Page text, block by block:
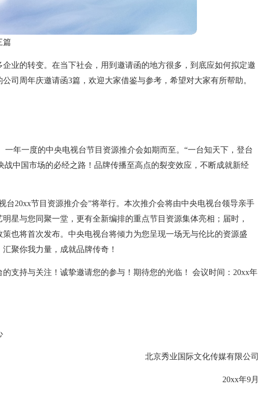
篇
业的转变。在当下社会，用到邀请函的地方很多，到底应如何拟定邀
司周年庆邀请函3篇，欢迎大家借鉴与参考，希望对大家有所帮助。
一年一度的中央电视台节目资源推介会如期而至。“一台知天下，登台
战中国市场的必经之路！品牌传播至高点的裂变效应，不断成就新经
台20xx节目资源推介会”将举行。本次推介会将由中央电视台领导亲手
星与您同聚一堂，更有全新编排的重点节目资源集体亮相；届时，
也将首次发布。中央电视台将倾力为您呈现一场无与伦比的资源盛
聚你我力量，成就品牌传奇！
支持与关注！诚挚邀请您的参与！期待您的光临！ 会议时间：20xx年
北京秀业国际文化传媒有限公司
20xx年9月